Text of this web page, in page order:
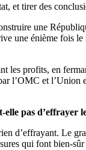
et tirer des
une
une énième fois
les profits, en
l’OMC et l’Union
pas d’effrayer
d’effrayant. Le
qui font bien-